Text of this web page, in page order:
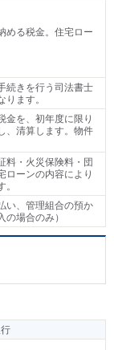
める税金。住宅ロー
続きを行う司法書士
ます。
金を、初年度に限り
、清算します。物件
料・火災保険料・団
ローンの内容により
い、管理組合の預か
場合のみ）